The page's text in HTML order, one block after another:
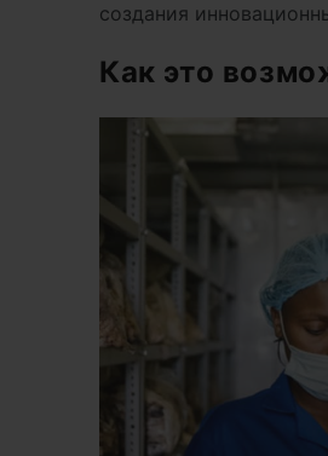
создания
Как это